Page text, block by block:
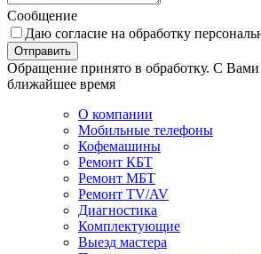
Сообщение
Даю согласие на обработку
Отправить
Обращение принято в обработку. С Вами
ближайшее время
О компании
Мобильные телефоны
Кофемашины
Ремонт КБТ
Ремонт МБТ
Ремонт TV/AV
Диагностика
Комплектующие
Выезд мастера